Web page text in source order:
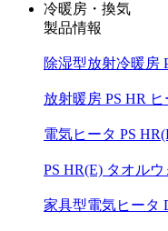
冷暖房・換気
製品情報
除湿型放射冷暖房
放射暖房 PS HR ヒ
電気ヒータ PS
PS HR(E) タオル
家具型電気ヒータ